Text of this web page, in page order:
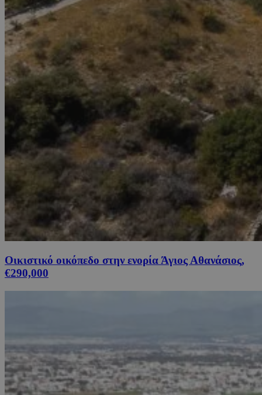
Οικιστικό οικόπεδο στην ενορία Άγιος Αθανάσιος,
€290,000